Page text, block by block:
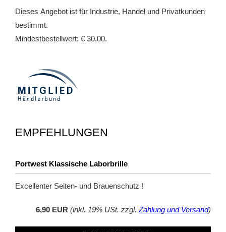
Dieses Angebot ist für Industrie, Handel und Privatkunden
bestimmt.
Mindestbestellwert: € 30,00.
EMPFEHLUNGEN
Portwest Klassische Laborbrille
Excellenter Seiten- und Brauenschutz !
6,90 EUR (inkl. 19% USt. zzgl.Zahlung und Versand)